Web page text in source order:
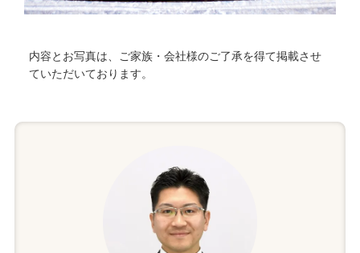
内容とお写真は、ご家族・会社様のご了承を得て掲載させ
ていただいております。